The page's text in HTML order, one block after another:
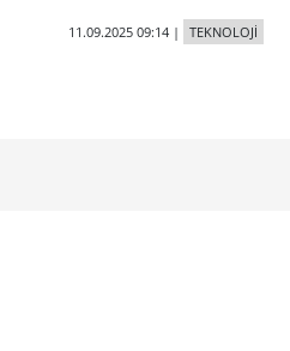
11.09.2025 09:14| TEKNOLOJİ